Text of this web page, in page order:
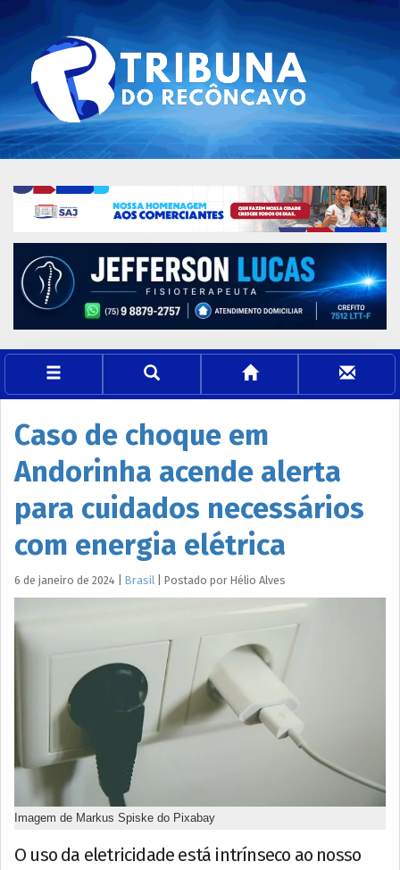
Caso de choque em
Andorinha acende alerta
para cuidados necessários
com energia elétrica
6 de janeiro de 2024 Brasil Postado por Hélio Alves
Imagem de Markus Spiske do Pixabay
O uso da eletricidade está intrínseco ao nosso